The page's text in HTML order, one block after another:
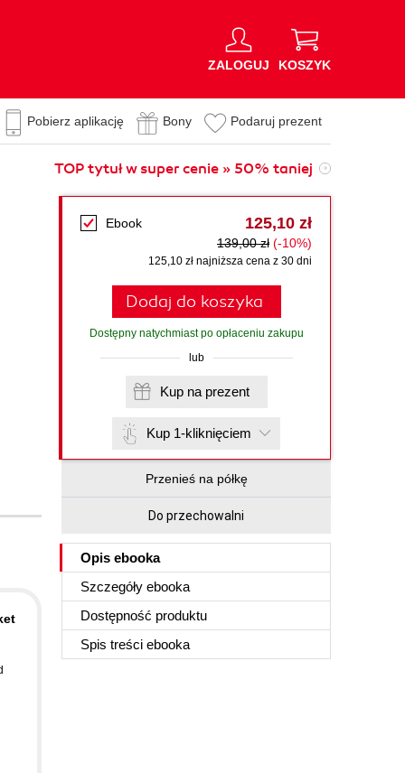
ZALOGUJ KOSZYK
Pobierz aplikację Bony Podaruj prezent
TOP tytuł w super cenie » 50% taniej
Ebook 125,10 zł
139,00 zł (-10%)
125,10 zł najniższa cena z 30 dni
Dodaj do koszyka
Dostępny natychmiast po opłaceniu zakupu
lub
Kup na prezent
Kup 1-kliknięciem
Przenieś na półkę
Do przechowalni
Opis ebooka
Szczegóły ebooka
Dostępność produktu
Spis treści ebooka